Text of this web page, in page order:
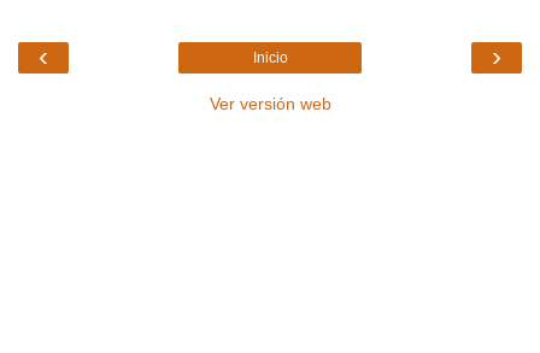
‹ ›
Inicio
Ver versión web